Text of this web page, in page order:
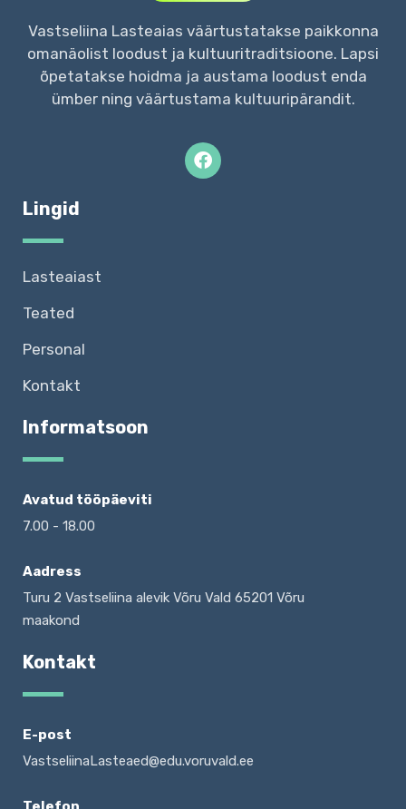
Vastseliina Lasteaias väärtustatakse paikkonna
omanäolist loodust ja kultuuritraditsioone. Lapsi
õpetatakse hoidma ja austama loodust enda
ümber ning väärtustama kultuuripärandit.
Lingid
Lasteaiast
Teated
Personal
Kontakt
Informatsoon
Avatud tööpäeviti
7.00 - 18.00
Aadress
Turu 2 Vastseliina alevik Võru Vald 65201 Võru
maakond
Kontakt
E-post
VastseliinaLasteaed@edu.voruvald.ee